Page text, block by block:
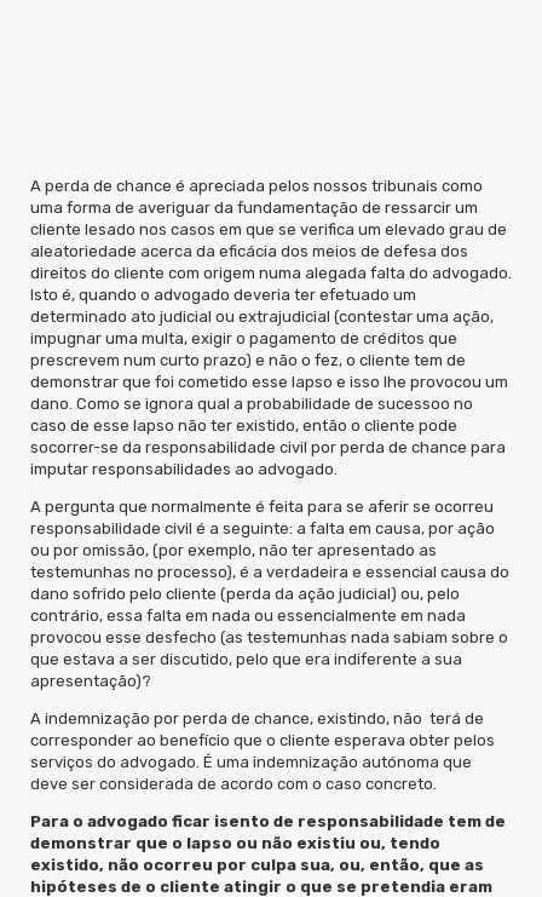
A perda de chance é apreciada pelos nossos tribunais como
uma forma de averiguar da fundamentação de ressarcir um
cliente lesado nos casos em que se verifica um elevado grau de
aleatoriedade acerca da eficácia dos meios de defesa dos
direitos do cliente com origem numa alegada falta do advogado.
Isto é, quando o advogado deveria ter efetuado um
determinado ato judicial ou extrajudicial (contestar uma ação,
impugnar uma multa, exigir o pagamento de créditos que
prescrevem num curto prazo) e não o fez, o cliente tem de
demonstrar que foi cometido esse lapso e isso lhe provocou um
dano. Como se ignora qual a probabilidade de sucessoo no
caso de esse lapso não ter existido, então o cliente pode
socorrer-se da responsabilidade civil por perda de chance para
imputar responsabilidades ao advogado.
A pergunta que normalmente é feita para se aferir se ocorreu
responsabilidade civil é a seguinte: a falta em causa, por ação
ou por omissão, (por exemplo, não ter apresentado as
testemunhas no processo), é a verdadeira e essencial causa do
dano sofrido pelo cliente (perda da ação judicial) ou, pelo
contrário, essa falta em nada ou essencialmente em nada
provocou esse desfecho (as testemunhas nada sabiam sobre o
que estava a ser discutido, pelo que era indiferente a sua
apresentação)?
A indemnização por perda de chance, existindo, não terá de
corresponder ao benefício que o cliente esperava obter pelos
serviços do advogado. É uma indemnização autónoma que
deve ser considerada de acordo com o caso concreto.
Para o advogado ficar isento de responsabilidade tem de
demonstrar que o lapso ou não existiu ou, tendo
existido, não ocorreu por culpa sua, ou, então, que as
hipóteses de o cliente atingir o que se pretendia eram